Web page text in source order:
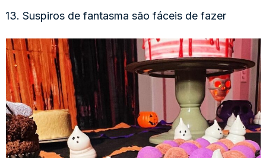
13. Suspiros de fantasma são fáceis de fazer